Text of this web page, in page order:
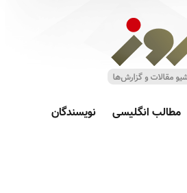
مطالب انگلیسی نویسندگان